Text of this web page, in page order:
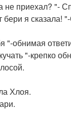
приехал? "-
я сказала!
"-обнимая
"-крепко
Хлоя.